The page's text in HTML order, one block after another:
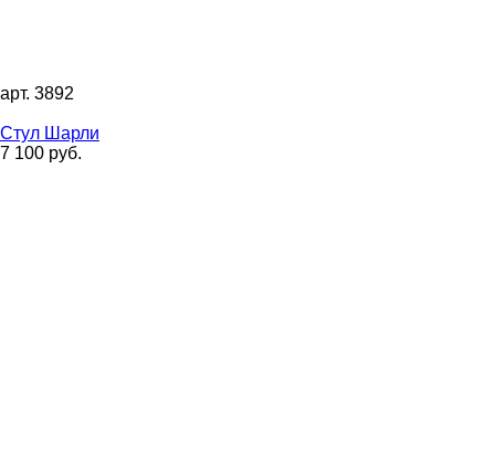
арт. 3892
Стул Шарли
7 100 руб.